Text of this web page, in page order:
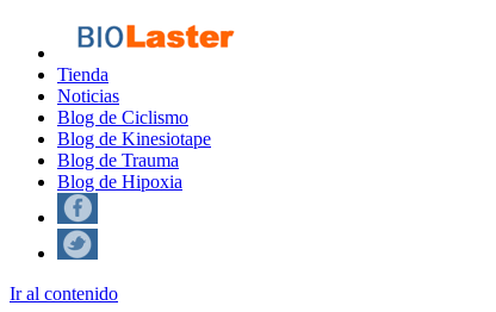
Tienda
Noticias
Blog de Ciclismo
Blog de Kinesiotape
Blog de Trauma
Blog de Hipoxia
Ir al contenido